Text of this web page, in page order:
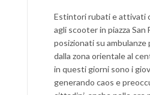
Estintori rubati e attivati
agli scooter in piazza
posizionati su
dalla zona orientale al
in questi giorni sono i
generando caos e